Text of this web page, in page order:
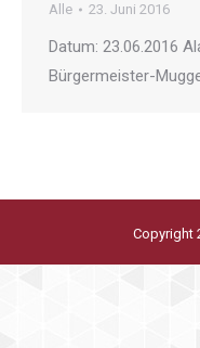
Alle 23. Juni 2016
Datum: 23.06.2016
Bürgermeister-
Copyright